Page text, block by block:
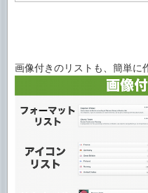
画像付きのリストも、簡単に